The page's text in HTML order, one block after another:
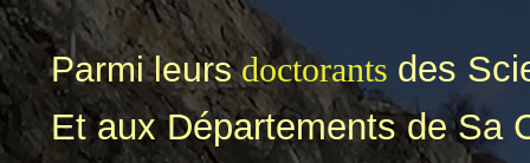
Parmi leursdoctorants des
Et aux Départements de Sa